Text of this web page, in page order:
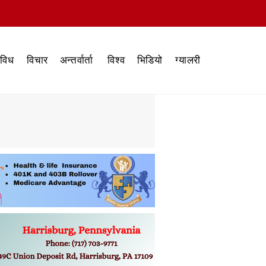
विचार अन्तर्वार्ता विश्व भिडियो ग्यालरी